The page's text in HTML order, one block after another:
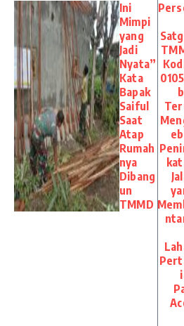
Ini
Mimpi
yang
Jadi
Nyata”
Kata
Bapak
Saiful
Saat
Atap
Rumah
nya
Dibang
un
TMMD